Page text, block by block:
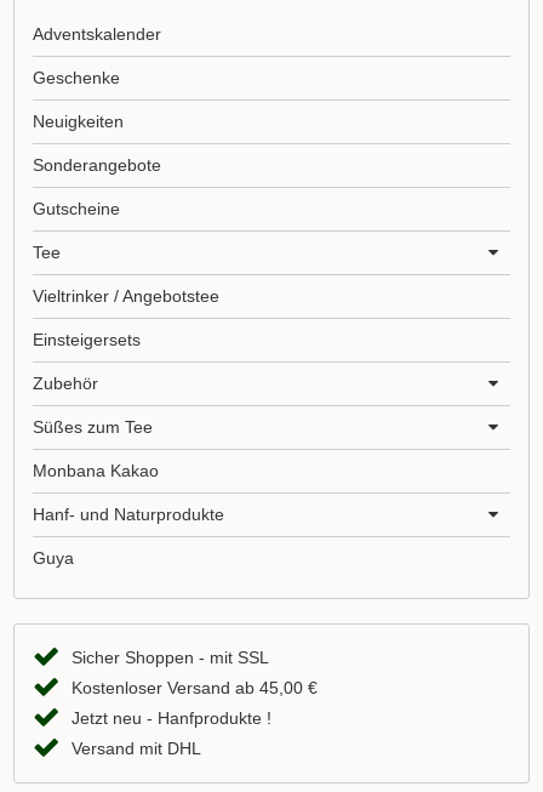
Adventskalender
Geschenke
Neuigkeiten
Sonderangebote
Gutscheine
Tee
Vieltrinker / Angebotstee
Einsteigersets
Zubehör
Süßes zum Tee
Monbana Kakao
Hanf- und Naturprodukte
Guya
Sicher Shoppen - mit SSL
Kostenloser Versand ab 45,00 €
Jetzt neu - Hanfprodukte !
Versand mit DHL